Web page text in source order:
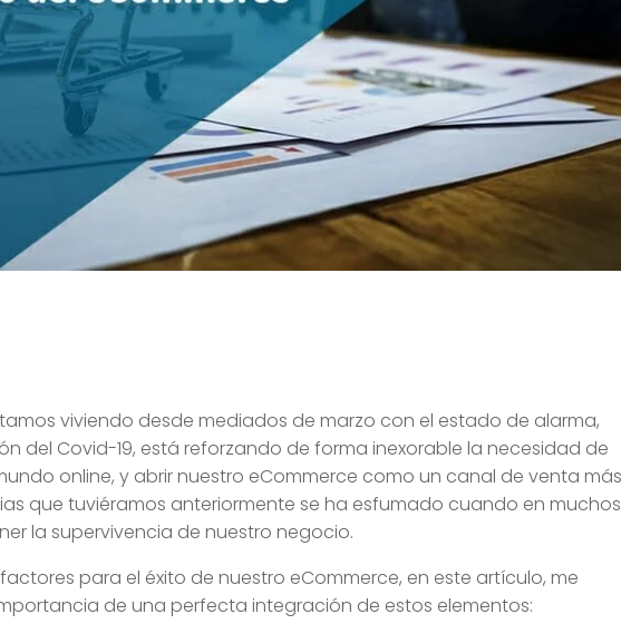
viviendo desde mediados de marzo con el estado de alarma,
del Covid-19, está reforzando de forma inexorable la necesidad de
online, y abrir nuestro eCommerce como un canal de venta
que tuviéramos anteriormente se ha esfumado cuando en muchos
la supervivencia de nuestro negocio.
para el éxito de nuestro eCommerce, en este artículo, me
de una perfecta integración de estos elementos: